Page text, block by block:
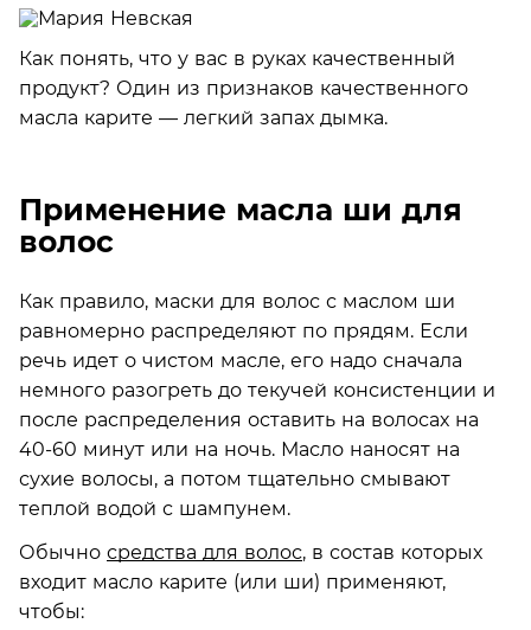
Как понять, что у вас в руках качественный
продукт? Один из признаков качественного
масла карите — легкий запах дымка.
Применение масла ши для
волос
Как правило, маски для волос с маслом ши
равномерно распределяют по прядям. Если
речь идет о чистом масле, его надо сначала
немного разогреть до текучей консистенции и
после распределения оставить на волосах на
40-60 минут или на ночь. Масло наносят на
сухие волосы, а потом тщательно смывают
теплой водой с шампунем.
Обычно средства для волос, в состав которых
входит масло карите (или ши) применяют,
чтобы: